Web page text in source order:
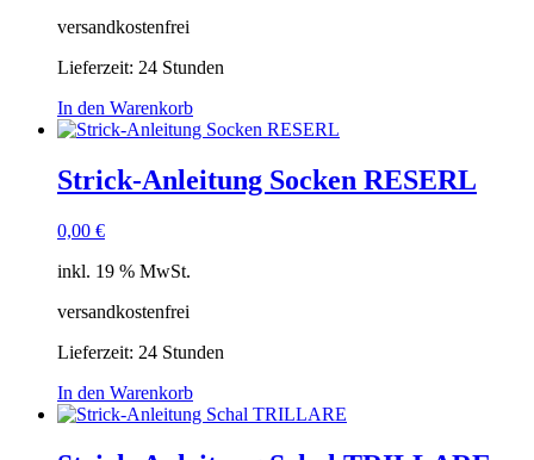
versandkostenfrei
Lieferzeit: 24 Stunden
In den Warenkorb
Strick-Anleitung Socken RESERL
0,00 €
inkl. 19 % MwSt.
versandkostenfrei
Lieferzeit: 24 Stunden
In den Warenkorb